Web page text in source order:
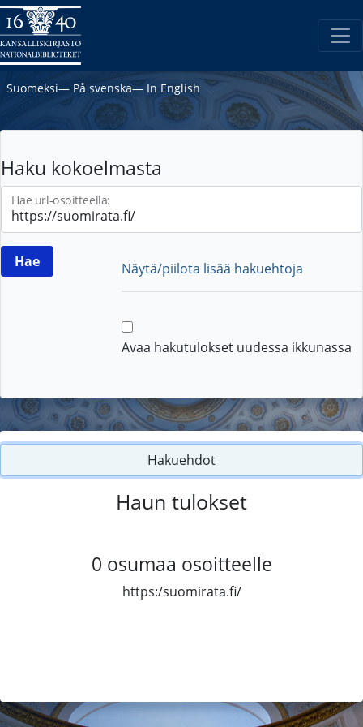
Suomeksi― På svenska― In English
Haku kokoelmasta
Hae url-osoitteella:
Näytä/piilota lisää hakuehtoja
Avaa hakutulokset uudessa ikkunassa
Hakuehdot
Haun tulokset
0 osumaa osoitteelle
https:/suomirata.fi/